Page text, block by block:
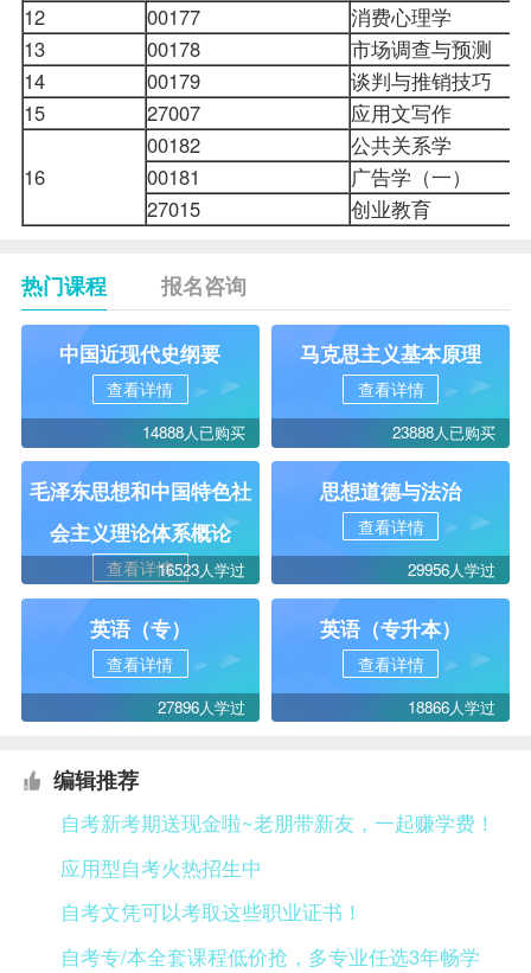
12
00177
消费心理学
13
00178
市场调查与预测
14
00179
谈判与推销技巧
15
27007 应用文写作
16
00182
公共关系学
00181
广告学（一）
27015
创业教育
热门课程 报名咨询
中国近现代史纲要
查看详情
14888人已购买
马克思主义基本原理
查看详情
23888人已购买
毛泽东思想和中国特色社
会主义理论体系概论
查看详情16523人学过
思想道德与法治
查看详情
29956人学过
英语（专）
查看详情
27896人学过
英语（专升本）
查看详情
18866人学过
编辑推荐
自考新考期送现金啦~老朋带新友，一起赚学费！
应用型自考火热招生中
自考文凭可以考取这些职业证书！
自考专/本全套课程低价抢，多专业任选3年畅学